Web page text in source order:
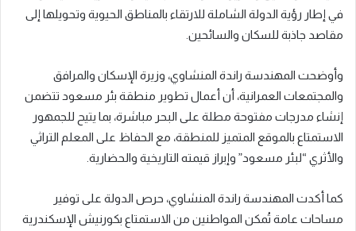
في إطار رؤية الدولة الشاملة للارتقاء بالمناطق الحيوية وتحويلها إلى
مقاصد جاذبة للسكان والسائحين.
وأوضحت المهندسة راندة المنشاوي، وزيرة الإسكان والمرافق
والمجتمعات العمرانية، أن أعمال تطوير منطقة بئر مسعود تتضمن
إنشاء مدرجات مفتوحة مطلة على البحر مباشرة، بما يتيح للجمهور
الاستمتاع بالموقع المتميز للمنطقة، مع الحفاظ على المعلم التراثي
والأثري “لبئر مسعود” وإبراز قيمته التاريخية والحضارية.
كما أكدت المهندسة راندة المنشاوي، حرص الدولة على توفير
مساحات عامة تُمكن المواطنين من الاستمتاع بكورنيش الإسكندرية